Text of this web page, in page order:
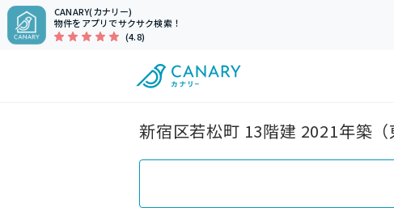
CANARY(カナリー)
物件をアプリでサクサク検索！
(4.8)
新宿区若松町 13階建 2021年築